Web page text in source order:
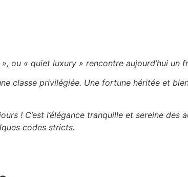
ou « quiet luxury » rencontre aujourd’hui un
classe privilégiée. Une fortune héritée et
! C’est l’élégance tranquille et sereine des
codes stricts.